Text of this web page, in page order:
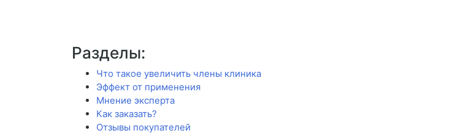
Разделы:
Что такое увеличить члены клиника
Эффект от применения
Мнение эксперта
Как заказать?
Отзывы покупателей